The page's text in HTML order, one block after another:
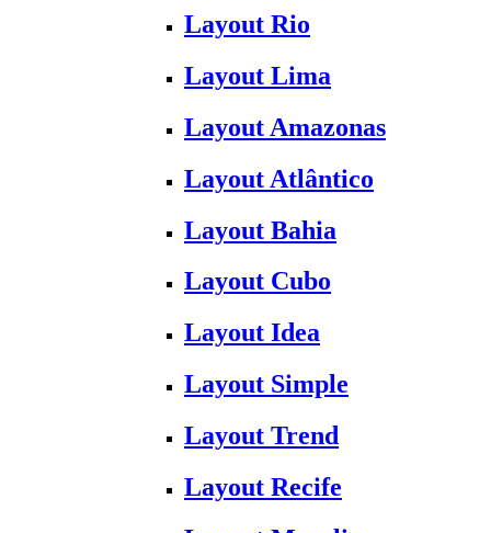
Layout Rio
Layout Lima
Layout Amazonas
Layout Atlântico
Layout Bahia
Layout Cubo
Layout Idea
Layout Simple
Layout Trend
Layout Recife